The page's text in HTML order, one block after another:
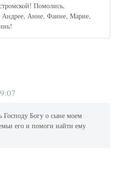
Помолись,
Андрее, Анне, Фаине, Марие,
Господу Богу о сыне моем
его и помоги найти ему